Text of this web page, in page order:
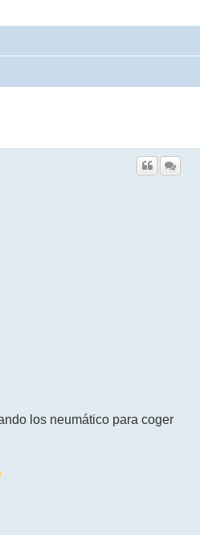
los neumático para coger